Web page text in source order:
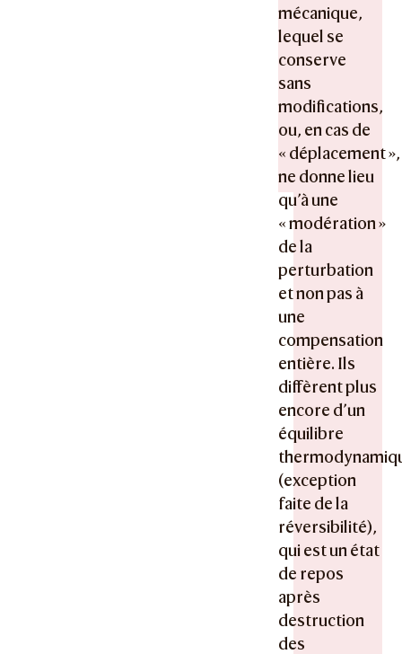
mécanique,
lequel se
conserve
sans
modifications,
ou, en cas de
« déplacement »,
ne donne lieu
qu’à une
« modération »
de la
perturbation
et non pas à
une
compensation
entière. Ils
diffèrent plus
encore d’un
équilibre
(exception
faite de la
réversibilité),
qui est un état
de repos
après
destruction
des